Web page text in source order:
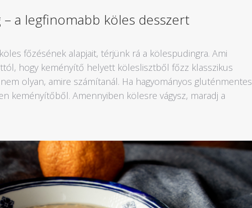
– a legfinomabb köles desszert
főzésének alapjait, térjünk rá a kölespudingra. Ami
hogy keményítő helyett köleslisztből főzz klasszikus
olyan, amire számítanál. Ha hagyományos gluténmentes
keményítőből. Amennyiben kölesre vágysz, maradj a